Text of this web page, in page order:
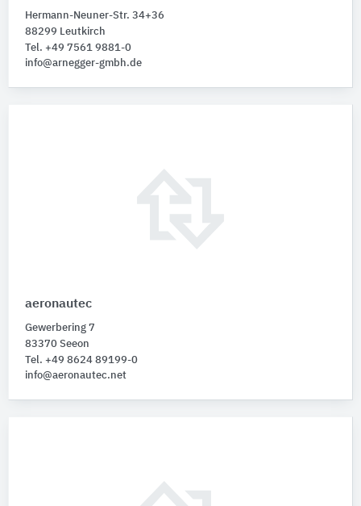
Hermann-Neuner-Str. 34+36
88299 Leutkirch
Tel. +49 7561 9881-0
info@arnegger-gmbh.de
aeronautec
Gewerbering 7
83370 Seeon
Tel. +49 8624 89199-0
info@aeronautec.net